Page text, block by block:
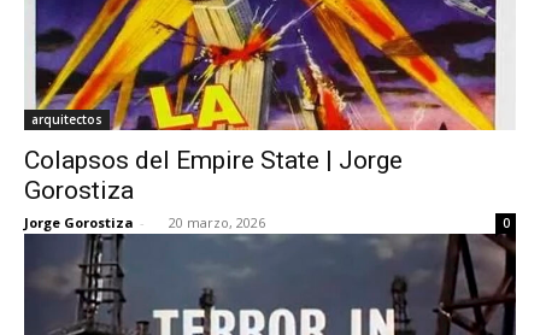
arquitectos
Colapsos del Empire State | Jorge
Gorostiza
Jorge Gorostiza - 20 marzo, 2026 0